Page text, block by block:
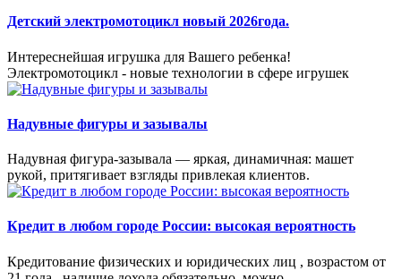
Детский электромотоцикл новый 2026года.
Интереснейшая игрушка для Вашего ребенка!
Электромотоцикл - новые технологии в сфере игрушек
Надувные фигуры и зазывалы
Надувная фигура‑зазывала — яркая, динамичная: машет
рукой, притягивает взгляды привлекая клиентов.
Кредит в любом городе России: высокая вероятность
Кредитование физических и юридических лиц , возрастом от